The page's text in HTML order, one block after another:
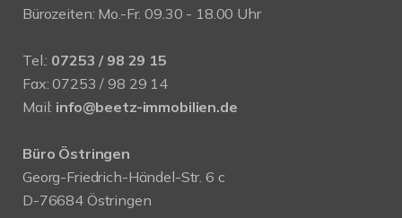
Bürozeiten: Mo.-Fr. 09.30 - 18.00 Uhr
Tel.: 07253 / 98 29 15
Fax: 07253 / 98 29 14
Mail: info@beetz-immobilien.de
Büro Östringen
Georg-Friedrich-Händel-Str. 6 c
D-76684 Östringen